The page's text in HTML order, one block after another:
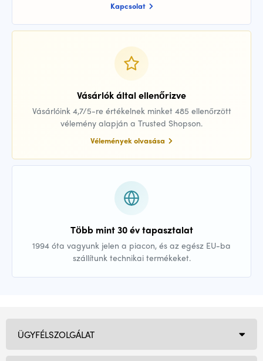
Kapcsolat
Vásárlók által ellenőrizve
Vásárlóink 4,7/5-re értékelnek minket 485 ellenőrzött
vélemény alapján a Trusted Shopson.
Vélemények olvasása
Több mint 30 év tapasztalat
1994 óta vagyunk jelen a piacon, és az egész EU-ba
szállítunk technikai termékeket.
ÜGYFÉLSZOLGÁLAT